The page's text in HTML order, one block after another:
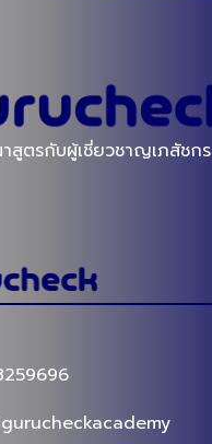
ตรกับผู้เชี่ยวชาญเภสัชกร